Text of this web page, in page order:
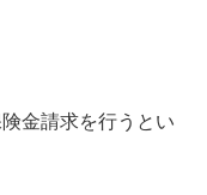
金請求を行うとい